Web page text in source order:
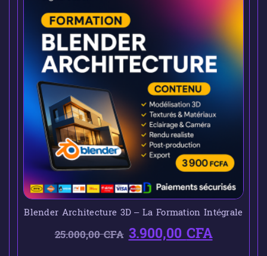
Blender Architecture 3D – La Formation Intégrale
25.000,00CFA 3.900,00CFA